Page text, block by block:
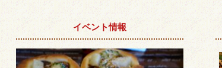
イベント情報